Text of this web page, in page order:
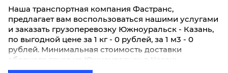
Наша транспортная компания Фастранс,
предлагает вам воспользоваться нашими услугами
и заказать грузоперевозку Южноуральск - Казань,
по выгодной цене за 1 кг - 0 рублей, за 1 м3 - 0
рублей. Минимальная стоимость доставки
сборного груза из Южноуральск в Казань
начинается от 0 рублей. Если вы хотите отправить